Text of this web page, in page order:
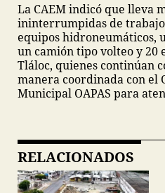
La CAEM indicó que lleva
ininterrumpidas de
equipos hidroneumáticos,
un camión tipo volteo y 20
Tláloc, quienes continúan
manera coordinada con el
Municipal OAPAS para
RELACIONADOS